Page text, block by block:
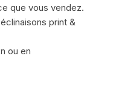
que vous vendez.
print &
ou en